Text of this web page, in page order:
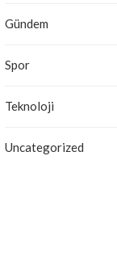
Gündem
Spor
Teknoloji
Uncategorized